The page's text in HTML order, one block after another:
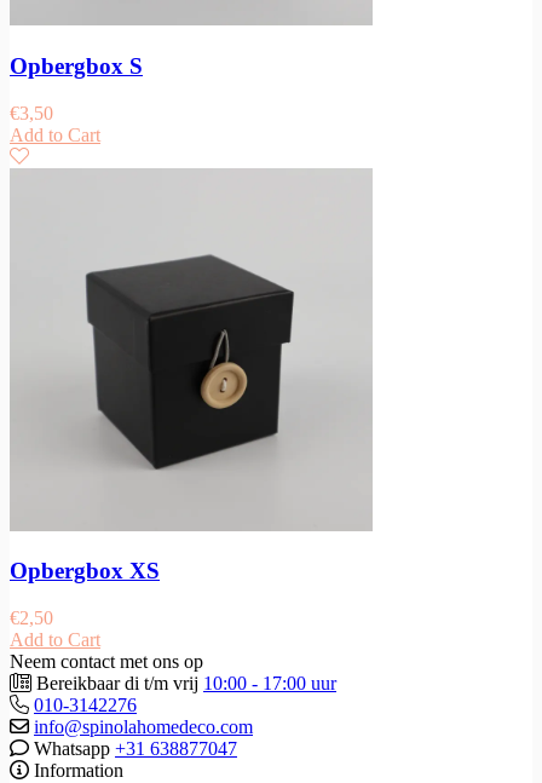
Opbergbox S
€3,50
Add to Cart
Opbergbox XS
€2,50
Add to Cart
Neem contact met ons op
Bereikbaar di t/m vrij 10:00 - 17:00 uur
010-3142276
info@spinolahomedeco.com
Whatsapp +31 638877047
Information